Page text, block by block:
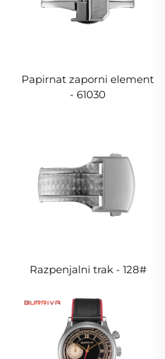
Papirnat zaporni element
- 61030
Razpenjalni trak - 128#